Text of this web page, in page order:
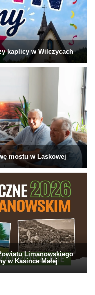
kaplicy w Wilczycach
mostu w Laskowej
Limanowskiego
w Kasince Małej